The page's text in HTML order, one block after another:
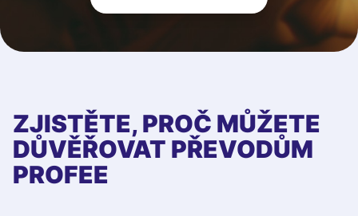
ZJISTĚTE, PROČ MŮŽETE
DŮVĚŘOVAT PŘEVODŮM
PROFEE